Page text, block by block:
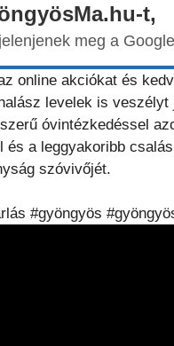
t,
meg a
online akciókat és
levelek is veszélyt
óvintézkedéssel
és a leggyakoribb
szóvivőjét.
#gyöngyös